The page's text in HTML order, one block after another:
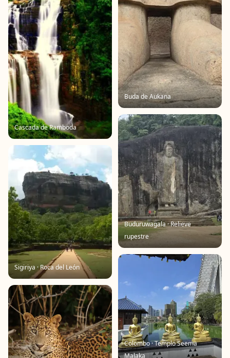
Cascada de Ramboda
Sigiriya · Roca del León
Buda de Aukana
Buduruwagala · Relieve
rupestre
Colombo · Templo Seema
Malaka